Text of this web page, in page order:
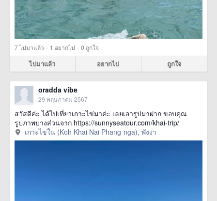
7ไปมาแล้ว · 1 อยากไป · 0 ถูกใจ
ไปมาแล้ว อยากไป ถูกใจ
oradda vibe
29 พฤษภาคม 2567
สวัสดีค่ะ ได้ไปเที่ยวเกาะไข่มาค่ะ เลยเอารูปมาฝาก ขอบคุณ
รูปภาพบางส่วนจาก https://sunnyseatour.com/khai-trip/
เกาะไข่ใน (Koh Khai Nai Phang-nga), พังงา